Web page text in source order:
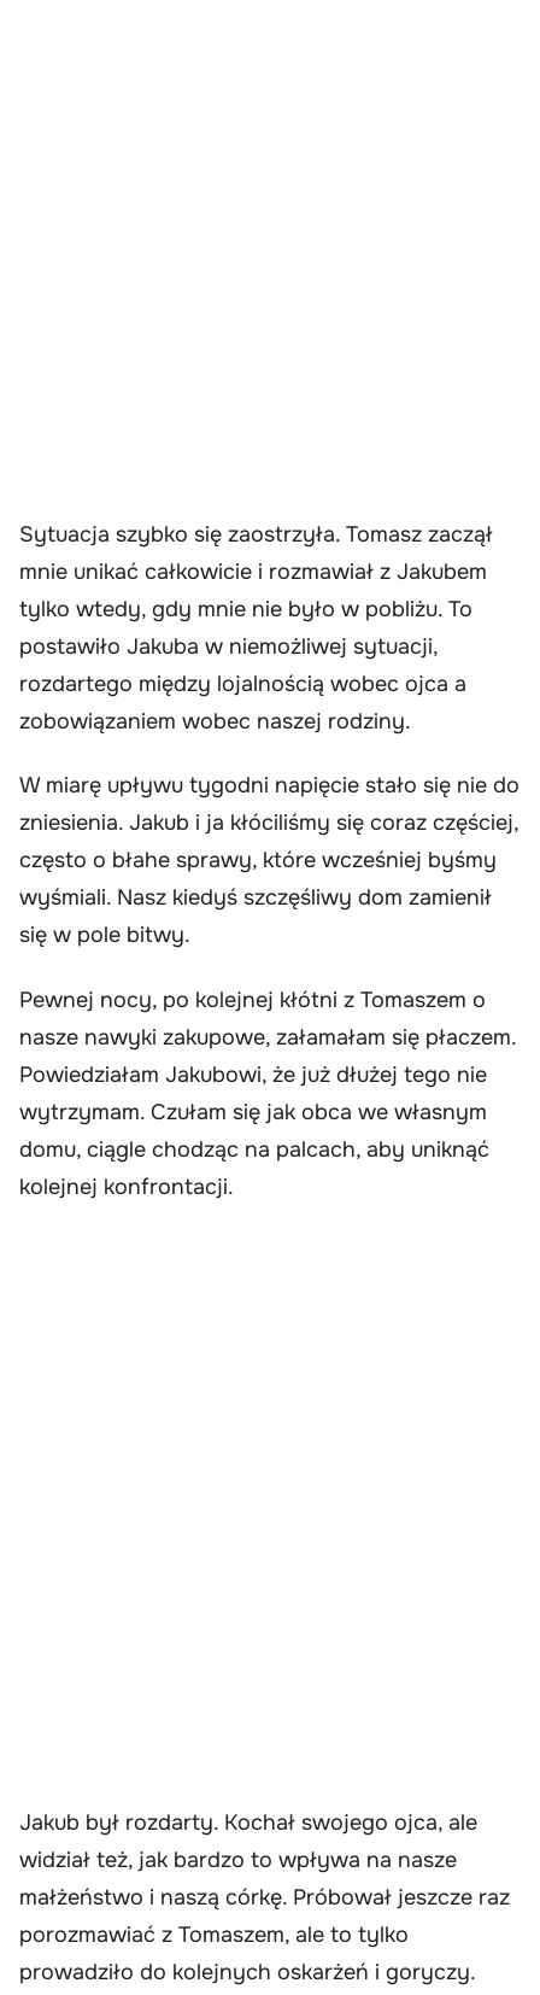
Sytuacja szybko się zaostrzyła. Tomasz zaczął
mnie unikać całkowicie i rozmawiał z Jakubem
tylko wtedy, gdy mnie nie było w pobliżu. To
postawiło Jakuba w niemożliwej sytuacji,
rozdartego między lojalnością wobec ojca a
zobowiązaniem wobec naszej rodziny.
W miarę upływu tygodni napięcie stało się nie do
zniesienia. Jakub i ja kłóciliśmy się coraz częściej,
często o błahe sprawy, które wcześniej byśmy
wyśmiali. Nasz kiedyś szczęśliwy dom zamienił
się w pole bitwy.
Pewnej nocy, po kolejnej kłótni z Tomaszem o
nasze nawyki zakupowe, załamałam się płaczem.
Powiedziałam Jakubowi, że już dłużej tego nie
wytrzymam. Czułam się jak obca we własnym
domu, ciągle chodząc na palcach, aby uniknąć
kolejnej konfrontacji.
Jakub był rozdarty. Kochał swojego ojca, ale
widział też, jak bardzo to wpływa na nasze
małżeństwo i naszą córkę. Próbował jeszcze raz
porozmawiać z Tomaszem, ale to tylko
prowadziło do kolejnych oskarżeń i goryczy.